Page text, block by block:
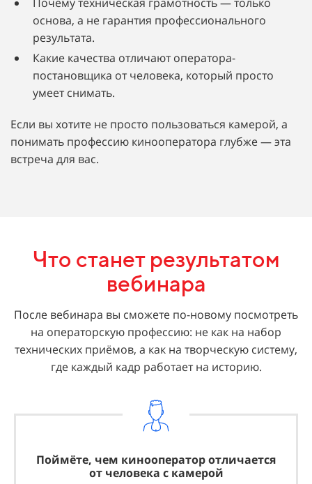
основа, а не гарантия профессионального
результата.
Какие качества отличают оператора-
постановщика от человека, который просто
умеет снимать.
Если вы хотите не просто пользоваться камерой, а
понимать профессию кинооператора глубже — эта
встреча для вас.
Что станет результатом
вебинара
После вебинара вы сможете по-новому посмотреть
на операторскую профессию: не как на набор
технических приёмов, а как на творческую систему,
где каждый кадр работает на историю.
Поймёте, чем кинооператор отличается
от человека с камерой